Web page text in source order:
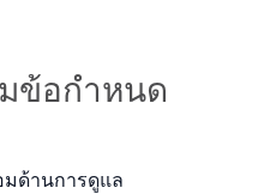
ข้อกําหนด
ด้านการดูแล